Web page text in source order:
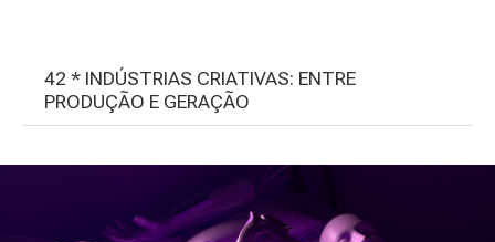
42 * INDÚSTRIAS CRIATIVAS: ENTRE
PRODUÇÃO E GERAÇÃO